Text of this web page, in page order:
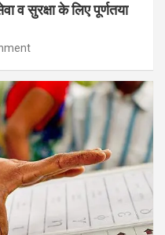
व सुरक्षा के लिए पूर्णतया